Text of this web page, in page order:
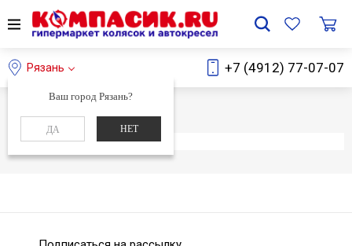
Рязань
Ваш город Рязань?
ДА НЕТ
+7 (4912) 77-07-07
Главная Каталог
Элемент не найден